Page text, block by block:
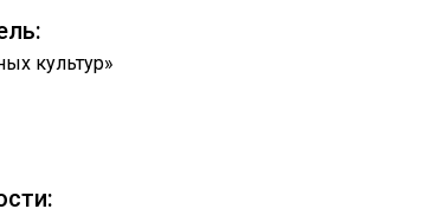
культур»